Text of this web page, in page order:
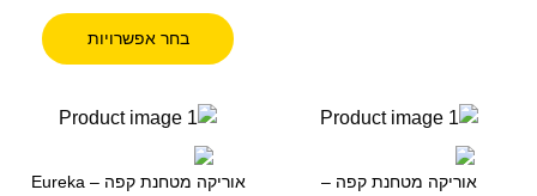
בחר אפשרויות
אוריקה מטחנת קפה –
אוריקה מטחנת קפה – Eureka